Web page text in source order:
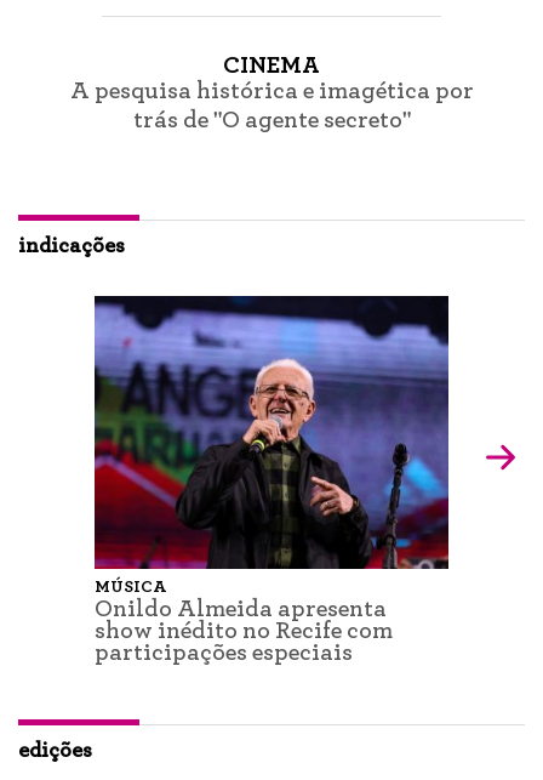
CINEMA
A pesquisa histórica e imagética por
trás de "O agente secreto"
indicações
MÚSICA
Onildo Almeida apresenta
show inédito no Recife com
participações especiais
edições